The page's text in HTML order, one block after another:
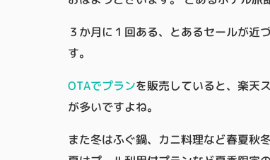
３か月に１回ある、とあるセールが近
す。
OTAでプランを販売していると、楽天
が多いですよね。
また冬はふぐ鍋、カニ料理など春夏秋